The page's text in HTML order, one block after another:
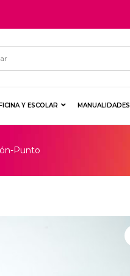
Y ESCOLAR MANUALIDADES
Punto